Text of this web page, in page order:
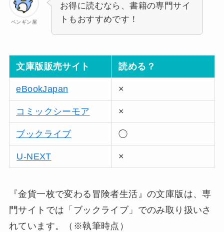
ペンギン屋
お得に読むなら、書籍の専門サイ
トもおすすめです！
文庫版販売サイト 読める？
eBookJapan ×
コミックシーモア ×
ブックライブ ◯
U-NEXT ×
『金貨一枚で変わる冒険者生活』の文庫版は、専
門サイトでは「ブックライブ」でのみ取り扱いさ
れています。（※執筆時点）